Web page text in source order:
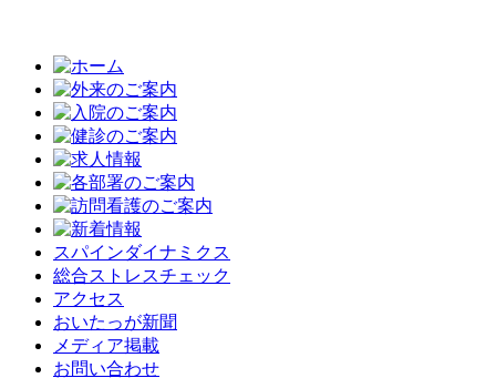
スパインダイナミクス
総合ストレスチェック
アクセス
おいたっが新聞
メディア掲載
お問い合わせ